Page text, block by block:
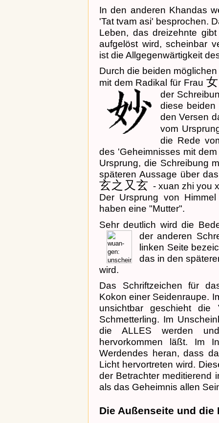
In den anderen Khandas
'Tat tvam asi' besprochen.
Leben, das dreizehnte
aufgelöst wird, scheinbar
ist die Allgegenwärtigkeit
Durch die beiden
mit dem Radikal für Frau 女
der
diese beiden
den Versen
vom
die Rede
des 'Geheimnisses mit
Ursprung, die Schreibung
späteren Aussage über
玄之又玄 - xuan zhi you
Der Ursprung von
haben eine "Mutter".
Sehr deutlich wird die
der anderen
linken Seite
das in den
wird.
Das Schriftzeichen für
Kokon einer Seidenraupe.
unsichtbar geschieht die
Schmetterling. Im
die ALLES werden
hervorkommen läßt. Im
Werdendes heran, dass
Licht hervortreten wird.
der Betrachter meditierend
als das Geheimnis allen
Die Außenseite und die